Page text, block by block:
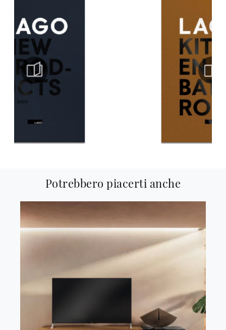
Potrebbero piacerti anche